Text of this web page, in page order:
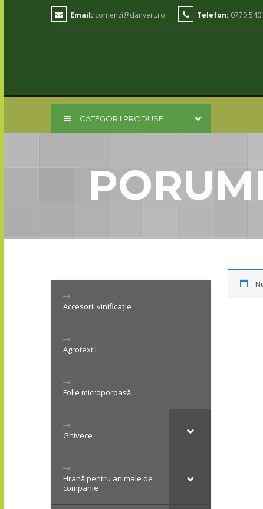
Email: comenzi@danvert.ro Telefon: 0770 540
CATEGORII PRODUSE
Accesorii vinificație
Agrotextil
Folie microporoasă
Ghivece
Hrană pentru animale de
companie